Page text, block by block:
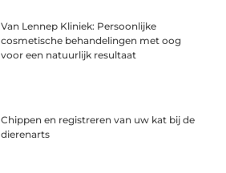
Van Lennep Kliniek: Persoonlijke
cosmetische behandelingen met oog
voor een natuurlijk resultaat
Chippen en registreren van uw kat bij de
dierenarts